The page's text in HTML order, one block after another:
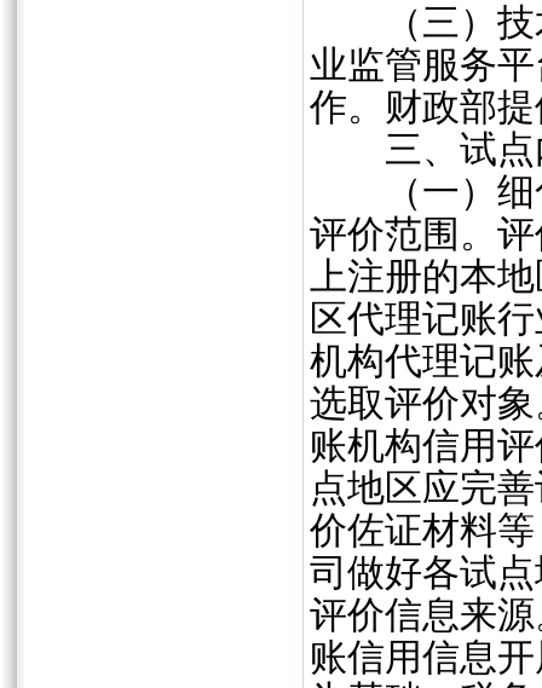
（三）技术
业监管服务
作。财政部
三、试点
（一）细化
评价范围。
上注册的本
区代理记账
机构代理记
选取评价对
账机构信用
点地区应完
价佐证材料
司做好各试
评价信息来
账信用信息